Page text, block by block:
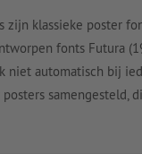
zijn klassieke poster
fonts Futura
niet automatisch bij
samengesteld,